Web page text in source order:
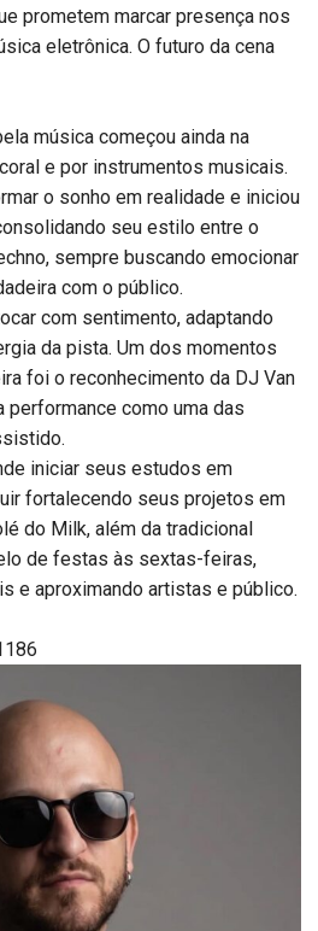
prometem marcar presença nos
eletrônica. O futuro da cena
música começou ainda na
e por instrumentos musicais.
o sonho em realidade e iniciou
seu estilo entre o
sempre buscando emocionar
com o público.
com sentimento, adaptando
da pista. Um dos momentos
foi o reconhecimento da DJ Van
performance como uma das
iniciar seus estudos em
fortalecendo seus projetos em
do Milk, além da tradicional
de festas às sextas-feiras,
e aproximando artistas e público.